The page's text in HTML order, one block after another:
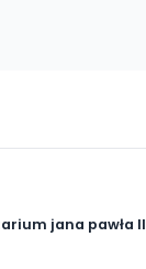
jana pawła II